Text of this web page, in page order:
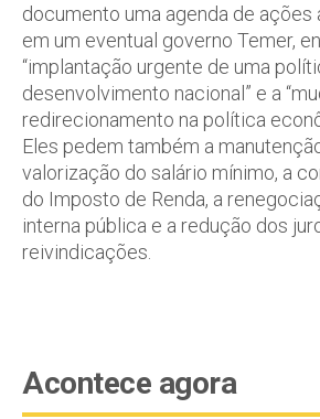
documento uma agenda de ações
em um eventual governo Temer,
“implantação urgente de uma
desenvolvimento nacional” e a
redirecionamento na política
Eles pedem também a
valorização do salário mínimo, a
do Imposto de Renda, a
interna pública e a redução dos
reivindicações.
Acontece agora